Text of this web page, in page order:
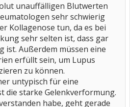
unauffälligen Blutwerten
sehr schwierig
Kollagenose tun, da es bei
sehr selten ist, dass gar
ist. Außerdem müssen eine
erfüllt sein, um Lupus
zu können.
untypisch für eine
die starke Gelenkverformung.
habe, geht gerade